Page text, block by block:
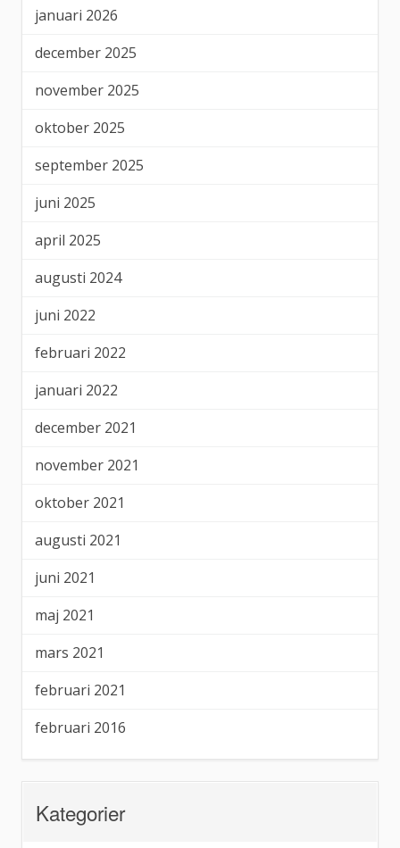
januari 2026
december 2025
november 2025
oktober 2025
september 2025
juni 2025
april 2025
augusti 2024
juni 2022
februari 2022
januari 2022
december 2021
november 2021
oktober 2021
augusti 2021
juni 2021
maj 2021
mars 2021
februari 2021
februari 2016
Kategorier